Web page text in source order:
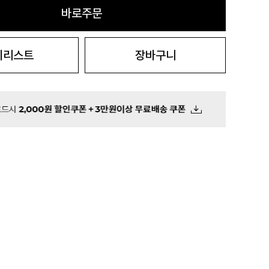
바로주문
리스트 장바구니